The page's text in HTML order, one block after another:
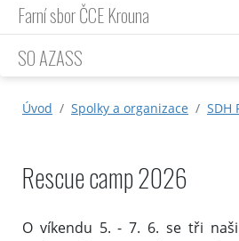
Farní sbor ČCE Krouna
SO AZASS
Úvod Spolky a organizace SDH
Rescue camp 2026
O víkendu 5. - 7. 6. se tři